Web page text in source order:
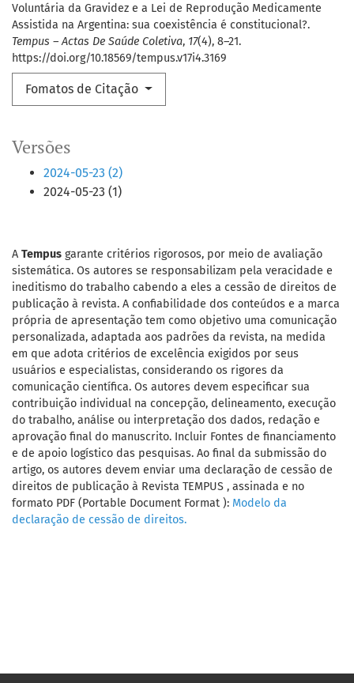
Versões
2024-05-23 (2)
2024-05-23 (1)
Voluntária da Gravidez e a Lei de Reprodução Medicamente
Assistida na Argentina: sua coexistência é constitucional?.
Tempus – Actas De Saúde Coletiva, 17(4), 8–21.
https://doi.org/10.18569/tempus.v17i4.3169
Fomatos de Citação
A Tempus garante critérios rigorosos, por meio de avaliação
sistemática. Os autores se responsabilizam pela veracidade e
ineditismo do trabalho cabendo a eles a cessão de direitos de
publicação à revista. A confiabilidade dos conteúdos e a marca
própria de apresentação tem como objetivo uma comunicação
personalizada, adaptada aos padrões da revista, na medida
em que adota critérios de excelência exigidos por seus
usuários e especialistas, considerando os rigores da
comunicação científica. Os autores devem especificar sua
contribuição individual na concepção, delineamento, execução
do trabalho, análise ou interpretação dos dados, redação e
aprovação final do manuscrito. Incluir Fontes de financiamento
e de apoio logístico das pesquisas. Ao final da submissão do
artigo, os autores devem enviar uma declaração de cessão de
direitos de publicação à Revista TEMPUS , assinada e no
formato PDF (Portable Document Format ): Modelo da
declaração de cessão de direitos.